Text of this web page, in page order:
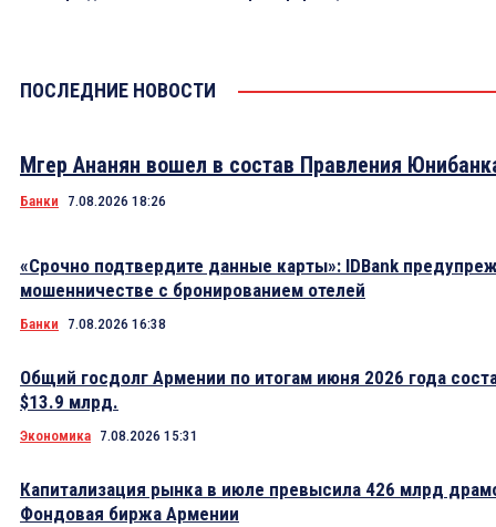
ПОСЛЕДНИЕ НОВОСТИ
Мгер Ананян вошел в состав Правления
Банки 7.08.2026 18:26
«Срочно подтвердите данные карты»: IDBank
мошенничестве с бронированием отелей
Банки 7.08.2026 16:38
Общий госдолг Армении по итогам июня 2026 года
$13.9 млрд.
Экономика 7.08.2026 15:31
Капитализация рынка в июле превысила 426 млрд
Фондовая биржа Армении